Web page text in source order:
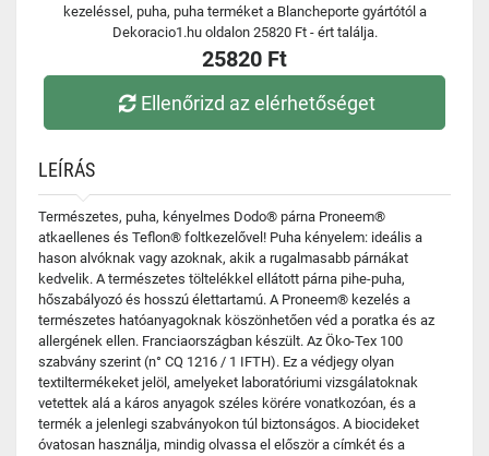
kezeléssel, puha, puha terméket a Blancheporte gyártótól a
Dekoracio1.hu oldalon 25820 Ft - ért találja.
25820 Ft
Ellenőrizd az elérhetőséget
LEÍRÁS
Természetes, puha, kényelmes Dodo® párna Proneem®
atkaellenes és Teflon® foltkezelővel! Puha kényelem: ideális a
hason alvóknak vagy azoknak, akik a rugalmasabb párnákat
kedvelik. A természetes töltelékkel ellátott párna pihe-puha,
hőszabályozó és hosszú élettartamú. A Proneem® kezelés a
természetes hatóanyagoknak köszönhetően véd a poratka és az
allergének ellen. Franciaországban készült. Az Öko-Tex 100
szabvány szerint (n° CQ 1216 / 1 IFTH). Ez a védjegy olyan
textiltermékeket jelöl, amelyeket laboratóriumi vizsgálatoknak
vetettek alá a káros anyagok széles körére vonatkozóan, és a
termék a jelenlegi szabványokon túl biztonságos. A biocideket
óvatosan használja, mindig olvassa el először a címkét és a